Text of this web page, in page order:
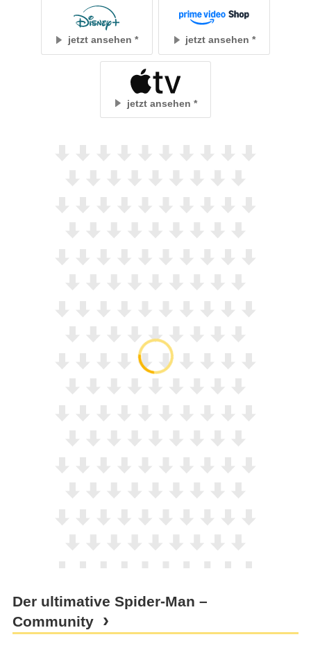
jetzt ansehen jetzt ansehen
jetzt ansehen
Der ultimative Spider-Man –
Community